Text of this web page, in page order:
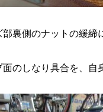
部裏側のナットの緩締
面のしなり具合を、自